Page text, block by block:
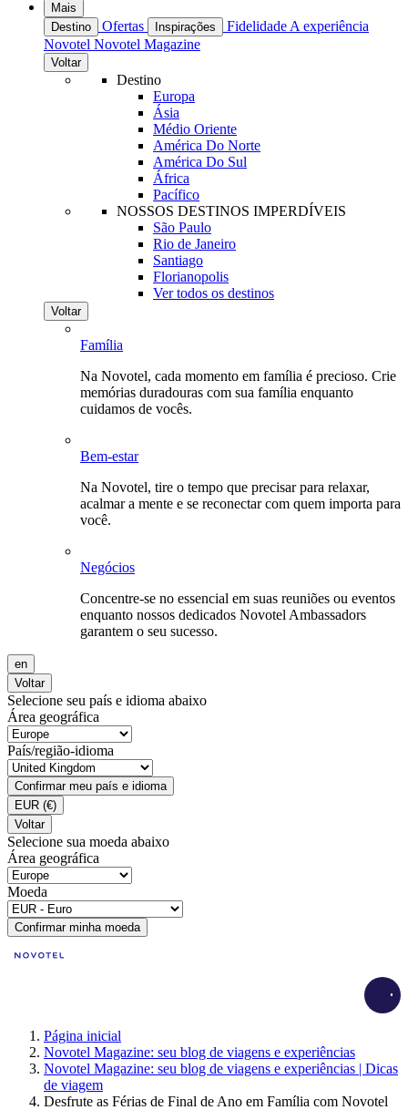
Mais
Destino
Ofertas Inspirações Fidelidade A experiência
Novotel Novotel Magazine
Voltar
Destino
Europa
Ásia
Médio Oriente
América Do Norte
América Do Sul
África
Pacífico
NOSSOS DESTINOS IMPERDÍVEIS
São Paulo
Rio de Janeiro
Santiago
Florianopolis
Ver todos os destinos
Voltar
Família
Na Novotel, cada momento em família é precioso. Crie
memórias duradouras com sua família enquanto
cuidamos de vocês.
Bem-estar
Na Novotel, tire o tempo que precisar para relaxar,
acalmar a mente e se reconectar com quem importa para
você.
Negócios
Concentre-se no essencial em suas reuniões ou eventos
enquanto nossos dedicados Novotel Ambassadors
garantem o seu sucesso.
en
Voltar
Selecione seu país e idioma abaixo
Área geográfica
País/região-idioma
Confirmar meu país e idioma
EUR (€)
Voltar
Selecione sua moeda abaixo
Área geográfica
Moeda
Confirmar minha moeda
Página inicial
Novotel Magazine: seu blog de viagens e experiências
Novotel Magazine: seu blog de viagens e experiências | Dicas
de viagem
Desfrute as Férias de Final de Ano em Família com Novotel